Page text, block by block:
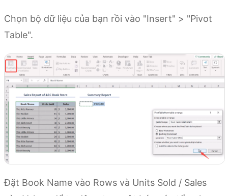
Chọn bộ dữ liệu của bạn rồi vào "Insert" > "Pivot
Table".
Đặt Book Name vào Rows và Units Sold / Sales